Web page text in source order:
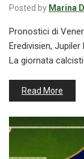
Posted by Marina
Pronostici di
Eredivisien,
La giornata
Read More